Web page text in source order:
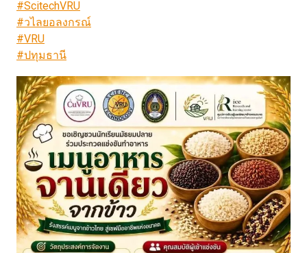
#ScitechVRU
#วไลยอลงกรณ์
#VRU
#ปทุมธานี